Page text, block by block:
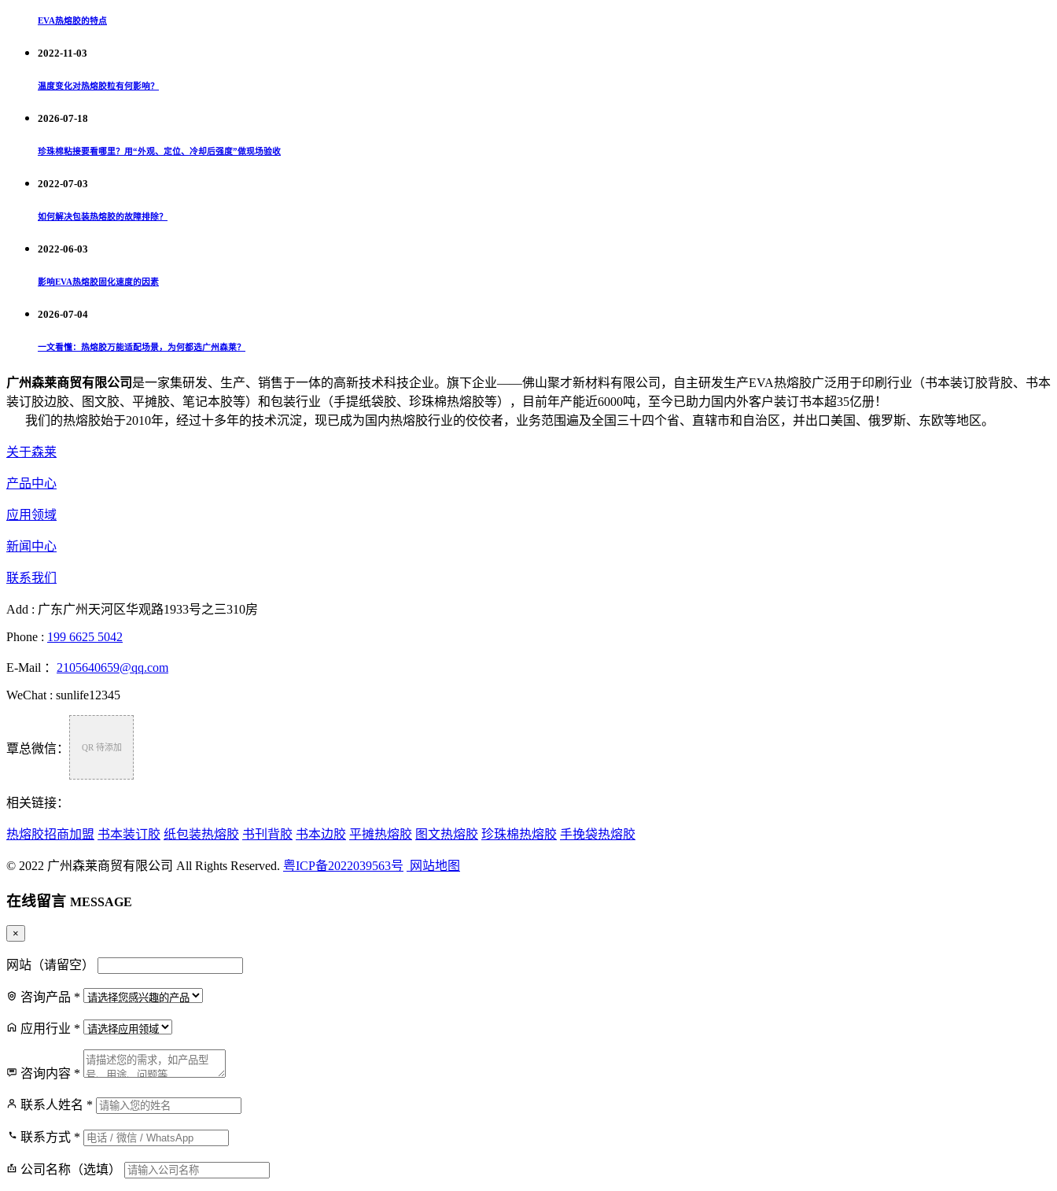
EVA热熔胶的特点
2022-11-03
温度变化对热熔胶粒有何影响？
2026-07-18
珍珠棉粘接要看哪里？用“外观、定位、冷却后强度”做现场验收
2022-07-03
如何解决包装热熔胶的故障排除？
2022-06-03
影响EVA热熔胶固化速度的因素
2026-07-04
一文看懂：热熔胶万能适配场景，为何都选广州森莱？
广州森莱商贸有限公司 是一家集研发、生产、销售于一体的高新技术科技企业。旗下企业——佛山聚才新材料有限公司，自主研发生产EVA热熔胶广泛用于印刷行业（书本装订胶背胶、书本
装订胶边胶、图文胶、平摊胶、笔记本胶等）和包装行业（手提纸袋胶、珍珠棉热熔胶等），目前年产能近6000吨，至今已助力国内外客户装订书本超35亿册！
我们的热熔胶始于2010年，经过十多年的技术沉淀，现已成为国内热熔胶行业的佼佼者，业务范围遍及全国三十四个省、直辖市和自治区，并出口美国、俄罗斯、东欧等地区。
关于森莱
产品中心
应用领域
新闻中心
联系我们
Add : 广东广州天河区华观路1933号之三310房
Phone : 199 6625 5042
E-Mail ： 2105640659@qq.com
WeChat : sunlife12345
覃总微信： QR 待添加
相关链接：
热熔胶招商加盟 书本装订胶 纸包装热熔胶 书刊背胶 书本边胶 平摊热熔胶 图文热熔胶 珍珠棉热熔胶 手挽袋热熔胶
© 2022 广州森莱商贸有限公司 All Rights Reserved. 粤ICP备2022039563号 网站地图
抖音号
微
官方微信
电
在线留言
在线留言 MESSAGE
×
网站（请留空）
咨询产品 *
应用行业 *
咨询内容 *
联系人姓名 *
联系方式 *
公司名称（选填）